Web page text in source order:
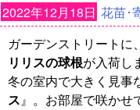
2022年12月18日 花苗･
ガーデンストリートに
リリスの球根が入荷し
冬の室内で大きく見事
ス』。お部屋で咲かせ